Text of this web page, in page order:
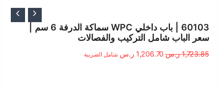
60103 | باب داخلي WPC سماكة الدرفة 6 سم |
سعر الباب شامل التركيب والفصالات
1,723.85 ر.س
الأصلي
هو:
1,206.70 ر.س
الحالي
هو:
شامل الضريبة